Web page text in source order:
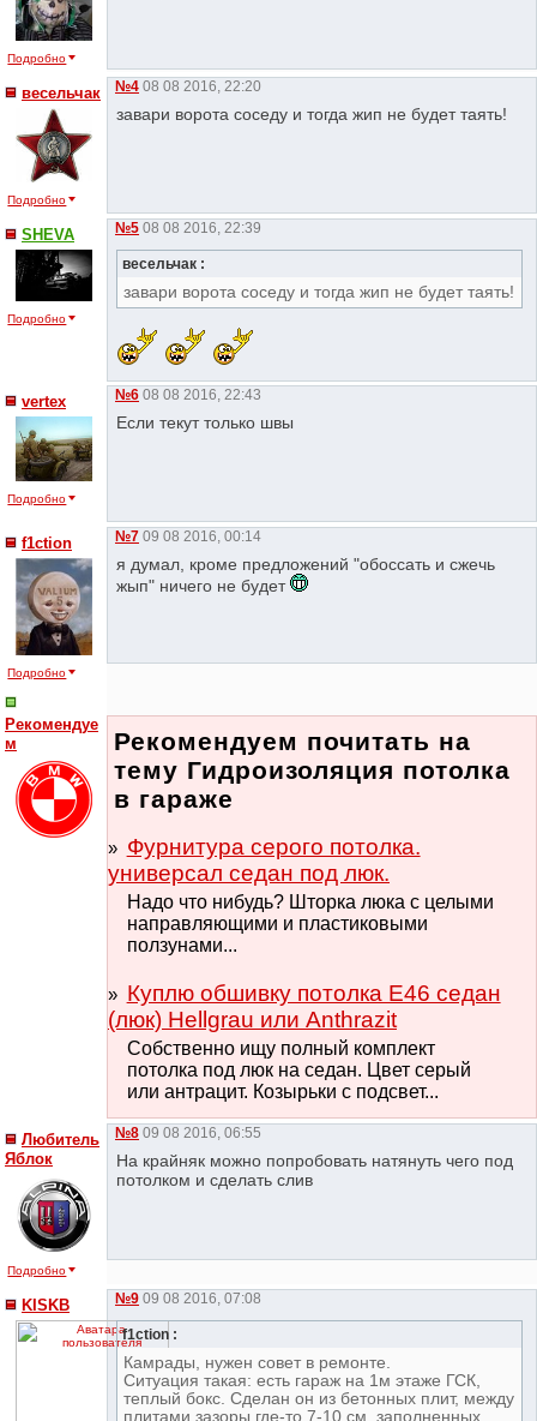
Подробно
весельчак
Подробно
№4 08 08 2016, 22:20
завари ворота соседу и тогда жип не будет таять!
SHEVA
Подробно
№5 08 08 2016, 22:39
весельчак :
завари ворота соседу и тогда жип не будет таять!
vertex
Подробно
№6 08 08 2016, 22:43
Если текут только швы
f1ction
Подробно
№7 09 08 2016, 00:14
я думал, кроме предложений "обоссать и сжечь
жып" ничего не будет
Рекомендуе
м
Рекомендуем почитать на
тему Гидроизоляция потолка
в гараже
Фурнитура серого потолка.
универсал седан под люк.
Надо что нибудь? Шторка люка с целыми
направляющими и пластиковыми
ползунами...
Куплю обшивку потолка E46 седан
(люк) Hellgrau или Anthrazit
Собственно ищу полный комплект
потолка под люк на седан. Цвет серый
или антрацит. Козырьки с подсвет...
Любитель
Яблок
Подробно
№8 09 08 2016, 06:55
На крайняк можно попробовать натянуть чего под
потолком и сделать слив
KISKB №9 09 08 2016, 07:08
f1ction :
Камрады, нужен совет в ремонте.
Ситуация такая: есть гараж на 1м этаже ГСК,
теплый бокс. Сделан он из бетонных плит, между
плитами зазоры где-то 7-10 см, заполненных